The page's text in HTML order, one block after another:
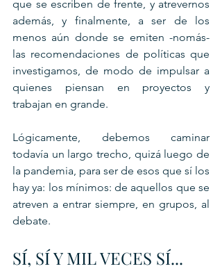
que se escriben de frente, y atrevernos
además, y finalmente, a ser de los
menos aún donde se emiten -nomás-
las recomendaciones de políticas que
investigamos, de modo de impulsar a
quienes piensan en proyectos y
trabajan en grande.
Lógicamente, debemos caminar
todavía un largo trecho, quizá luego de
la pandemia, para ser de esos que sí los
hay ya: los mínimos: de aquellos que se
atreven a entrar siempre, en grupos, al
debate.
SÍ, SÍ Y MIL VECES SÍ...